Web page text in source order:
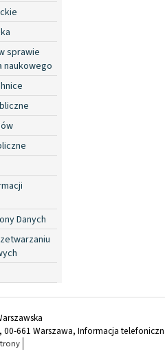
sprawie
naukowego
Danych
00-661 Warszawa, Informacja